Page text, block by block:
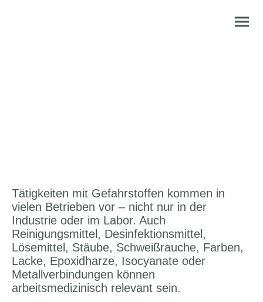
Tätigkeiten mit Gefahrstoffen kommen in
vielen Betrieben vor – nicht nur in der
Industrie oder im Labor. Auch
Reinigungsmittel, Desinfektionsmittel,
Lösemittel, Stäube, Schweißrauche, Farben,
Lacke, Epoxidharze, Isocyanate oder
Metallverbindungen können
arbeitsmedizinisch relevant sein.